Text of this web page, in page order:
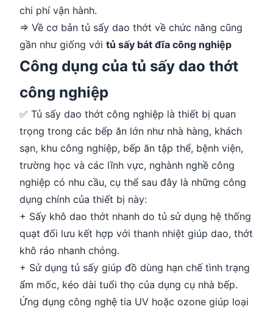
chi phí vận hành.
=> Về cơ bản tủ sấy dao thớt về chức năng cũng
gần như giống với tủ sấy bát đĩa công nghiệp
Công dụng của tủ sấy dao thớt
công nghiệp
✅ Tủ sấy dao thớt công nghiệp là thiết bị quan
trọng trong các bếp ăn lớn như nhà hàng, khách
sạn, khu công nghiệp, bếp ăn tập thể, bệnh viện,
trường học và các lĩnh vực, nghành nghề công
nghiệp có nhu cầu, cụ thể sau đây là những công
dụng chính của thiết bị này:
+ Sấy khô dao thớt nhanh do tủ sử dụng hệ thống
quạt đối lưu kết hợp với thanh nhiệt giúp dao, thớt
khô ráo nhanh chóng.
+ Sử dụng tủ sấy giúp đồ dùng hạn chế tình trạng
ẩm mốc, kéo dài tuổi thọ của dụng cụ nhà bếp.
Ứng dụng công nghệ tia UV hoặc ozone giúp loại